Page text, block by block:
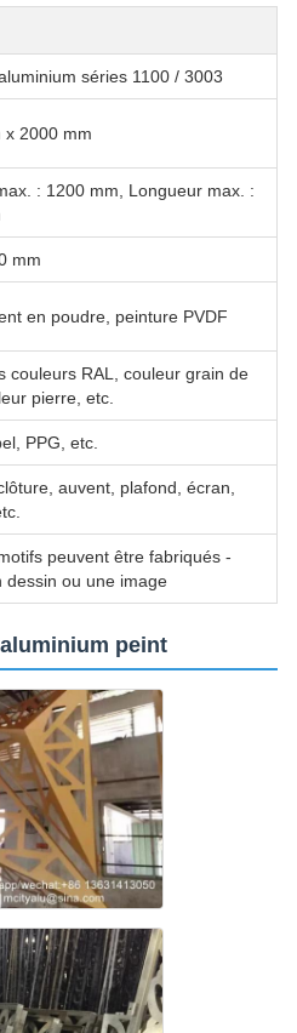
séries 1100 / 3003
x 2000 mm
: 1200 mm, Longueur max. :
mm
en poudre, peinture PVDF
couleurs RAL, couleur grain de
pierre, etc.
PPG, etc.
auvent, plafond, écran,
peuvent être fabriqués -
dessin ou une image
peint